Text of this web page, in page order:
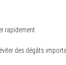
rapidement
des dégâts